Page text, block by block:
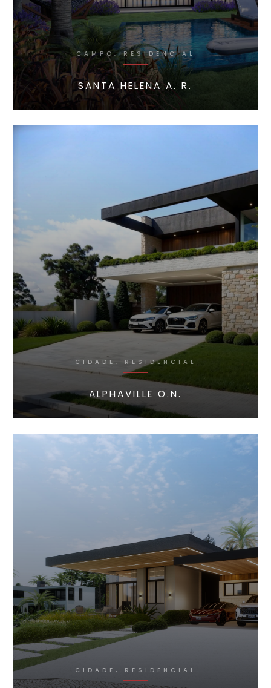
CAMPO, RESIDENCIAL
SANTA HELENA A. R.
CIDADE, RESIDENCIAL
ALPHAVILLE O.N.
CIDADE, RESIDENCIAL